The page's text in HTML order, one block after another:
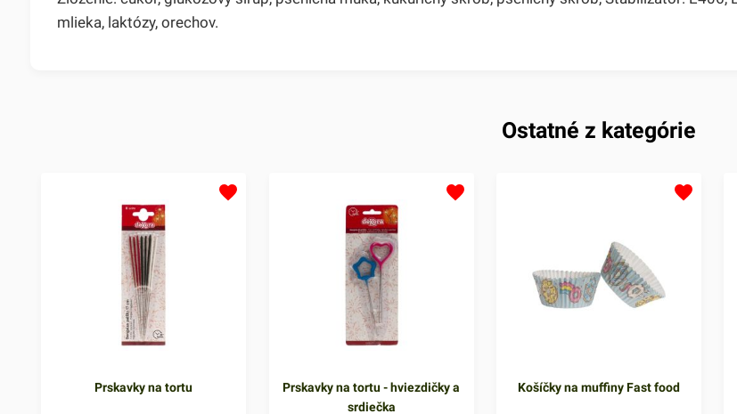
mlieka, laktózy, orechov.
Ostatné z kategórie
Prskavky na tortu
Prskavky na tortu - hviezdičky a
srdiečka
Košíčky na muffiny Fast food